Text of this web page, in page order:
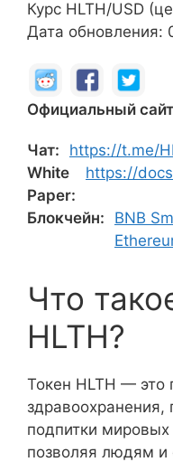
Курс HLTH/USD
Дата обновления:
Официальный
Чат:
https://t.me/
White
Paper:
https://
Блокчейн: BNB
Что
HLTH?
Токен HLTH — это
подпитки
позволяя людям и